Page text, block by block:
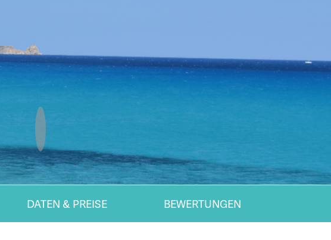
DATEN & PREISE BEWERTUNGEN